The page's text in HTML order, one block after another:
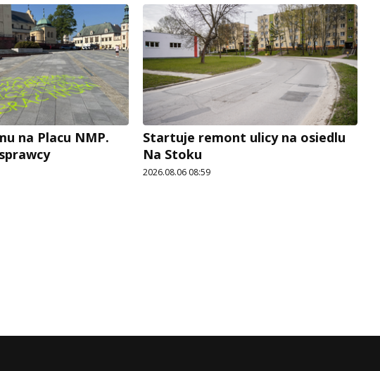
na Placu NMP.
Startuje remont ulicy na osiedlu
Na Stoku
2026.08.06 08:59